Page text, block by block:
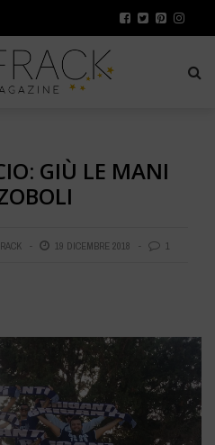
GIÙ LE MANI
19 DICEMBRE 2018 1